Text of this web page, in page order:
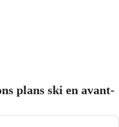
plans ski en avant-